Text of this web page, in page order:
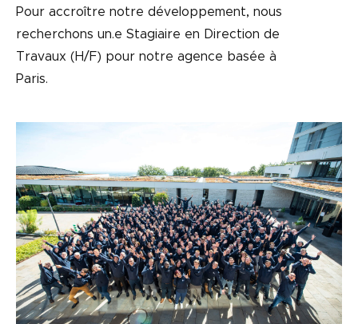
Pour accroître notre développement, nous
recherchons un.e Stagiaire en Direction de
Travaux (H/F) pour notre agence basée à
Paris.